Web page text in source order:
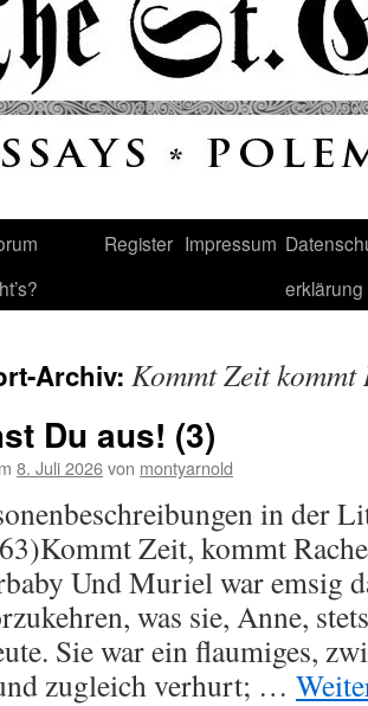
Register Impressum
erklärung
Archiv: Kommt Zeit kommt
Du aus! (3)
8. Juli 2026von montyarnold
in der
Zeit, kommt
Und Muriel war emsig
was sie, Anne,
Sie war ein flaumiges,
zugleich verhurt; …